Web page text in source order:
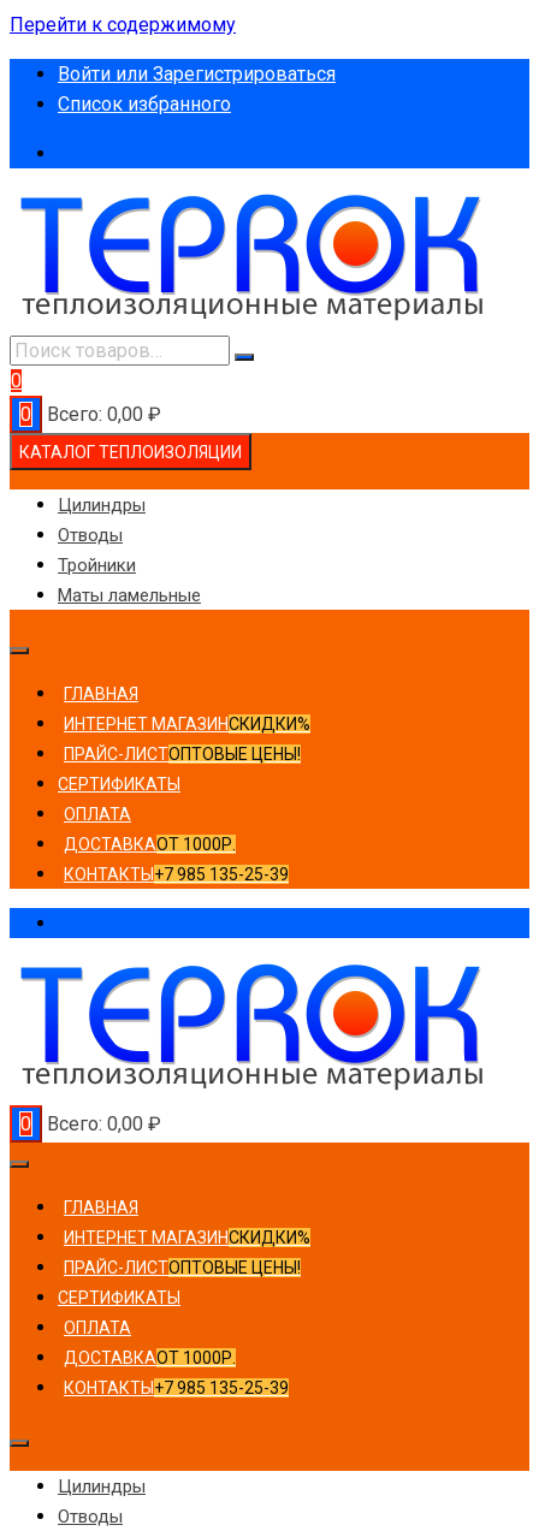
Перейти к содержимому
Войти или Зарегистрироваться
Список избранного
0
0
Всего: 0,00 ₽
КАТАЛОГ ТЕПЛОИЗОЛЯЦИИ
Цилиндры
Отводы
Тройники
Маты ламельные
ГЛАВНАЯ
ИНТЕРНЕТ МАГАЗИНСКИДКИ%
ПРАЙС-ЛИСТОПТОВЫЕ ЦЕНЫ!
СЕРТИФИКАТЫ
ОПЛАТА
ДОСТАВКАОТ 1000Р.
КОНТАКТЫ +7 985 135-25-39
0 Всего: 0,00 ₽
ГЛАВНАЯ
ИНТЕРНЕТ МАГАЗИНСКИДКИ%
ПРАЙС-ЛИСТОПТОВЫЕ ЦЕНЫ!
СЕРТИФИКАТЫ
ОПЛАТА
ДОСТАВКАОТ 1000Р.
КОНТАКТЫ +7 985 135-25-39
Цилиндры
Отводы